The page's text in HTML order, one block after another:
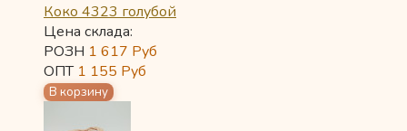
Коко 4323 голубой
Цена склада:
РОЗН 1 617 Руб
ОПТ 1 155 Руб